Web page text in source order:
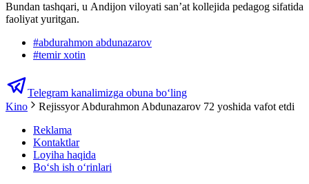
Bundan tashqari, u Andijon viloyati san’at kollejida pedagog sifatida
faoliyat yuritgan.
#abdurahmon abdunazarov
#temir xotin
Telegram kanalimizga obuna bo‘ling
Kino
Rejissyor Abdurahmon Abdunazarov 72 yoshida vafot etdi
Reklama
Kontaktlar
Loyiha haqida
Bo‘sh ish o‘rinlari